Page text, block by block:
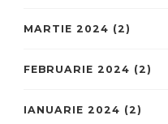
MARTIE 2024 (2)
FEBRUARIE 2024 (2)
IANUARIE 2024 (2)